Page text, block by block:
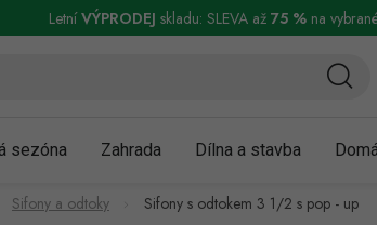
a reklamace Podmínky ochrany osobních údajů
LetníVÝPRODEJ skladu: SLEVA až 75 %na
sezóna Zahrada Dílna a stavba
Sifony a odtoky Sifony s odtokem 3 1/2 s pop - up